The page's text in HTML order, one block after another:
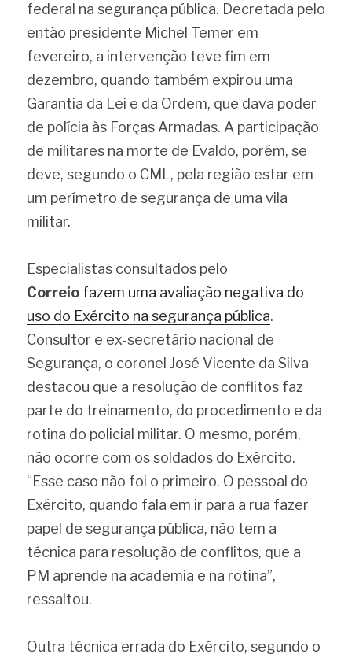
federal na segurança pública. Decretada pelo
então presidente Michel Temer em
fevereiro, a intervenção teve fim em
dezembro, quando também expirou uma
Garantia da Lei e da Ordem, que dava poder
de polícia às Forças Armadas. A participação
de militares na morte de Evaldo, porém, se
deve, segundo o CML, pela região estar em
um perímetro de segurança de uma vila
militar.
Correio fazem uma avaliação negativa do
uso do Exército na segurança pública.
Consultor e ex-secretário nacional de
Segurança, o coronel José Vicente da Silva
destacou que a resolução de conflitos faz
parte do treinamento, do procedimento e da
rotina do policial militar. O mesmo, porém,
não ocorre com os soldados do Exército.
“Esse caso não foi o primeiro. O pessoal do
Exército, quando fala em ir para a rua fazer
papel de segurança pública, não tem a
técnica para resolução de conflitos, que a
PM aprende na academia e na rotina”,
ressaltou.
Outra técnica errada do Exército, segundo o